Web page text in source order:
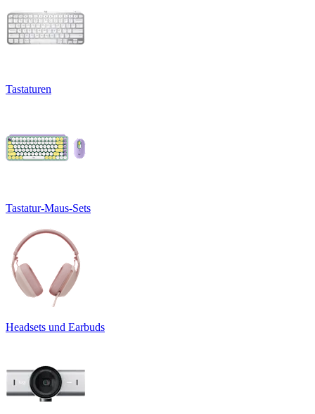
Tastaturen
Tastatur-Maus-Sets
Headsets und Earbuds